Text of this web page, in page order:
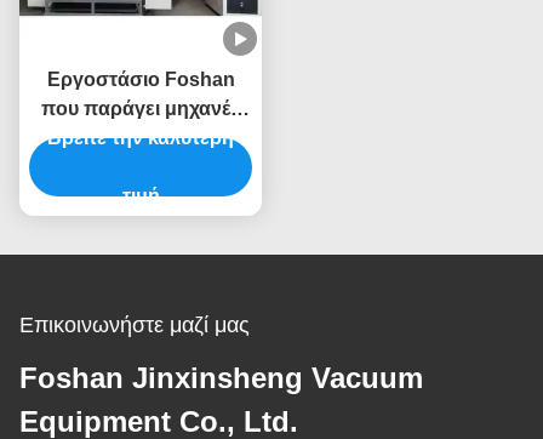
Εργοστάσιο Foshan
που παράγει μηχανές
επικάλυψης με
διάφορα μέρη και
Βρείτε την καλύτερη
τιμή
Επικοινωνήστε μαζί μας
Foshan Jinxinsheng Vacuum
Equipment Co., Ltd.